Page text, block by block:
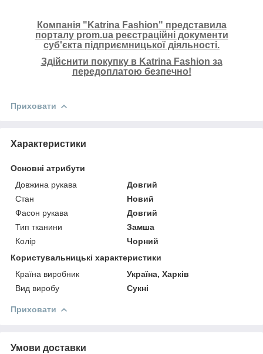
Компанія "Katrina Fashion" представила
порталу prom.ua реєстраційні документи
суб'єкта підприємницької діяльності.
Здійснити покупку в Katrina Fashion за
передоплатою безпечно!
Приховати
Характеристики
Основні атрибути
Довжина рукава
Довгий
Стан
Новий
Фасон рукава
Довгий
Тип тканини
Замша
Колір
Чорний
Користувальницькі характеристики
Країна виробник
Україна, Харків
Вид виробу
Сукні
Приховати
Умови доставки